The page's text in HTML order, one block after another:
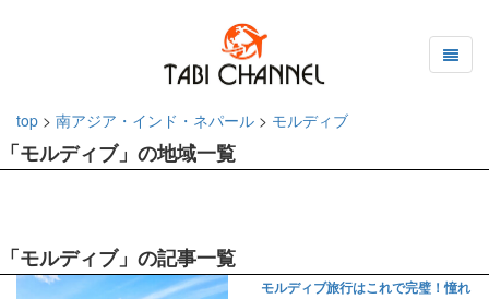
top > 南アジア・インド・ネパール > モルディブ
「モルディブ」の地域一覧
「モルディブ」の記事一覧
モルディブ旅行はこれで完璧！憧れ